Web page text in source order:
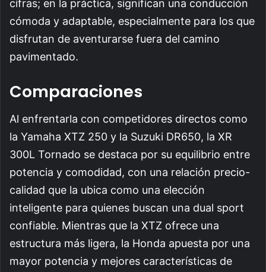
cifras; en la práctica, significan una conducción
cómoda y adaptable, especialmente para los que
disfrutan de aventurarse fuera del camino
pavimentado.
Comparaciones
Al enfrentarla con competidores directos como
la Yamaha XTZ 250 y la Suzuki DR650, la XR
300L Tornado se destaca por su equilibrio entre
potencia y comodidad, con una relación precio-
calidad que la ubica como una elección
inteligente para quienes buscan una dual sport
confiable. Mientras que la XTZ ofrece una
estructura más ligera, la Honda apuesta por una
mayor potencia y mejores características de